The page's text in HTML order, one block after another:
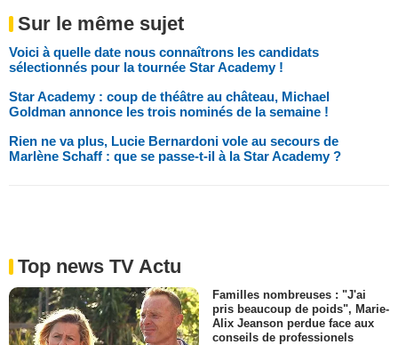
Sur le même sujet
Voici à quelle date nous connaîtrons les candidats
sélectionnés pour la tournée Star Academy !
Star Academy : coup de théâtre au château, Michael
Goldman annonce les trois nominés de la semaine !
Rien ne va plus, Lucie Bernardoni vole au secours de
Marlène Schaff : que se passe-t-il à la Star Academy ?
Top news TV Actu
Familles nombreuses : "J'ai
pris beaucoup de poids", Marie-
Alix Jeanson perdue face aux
conseils de professionels